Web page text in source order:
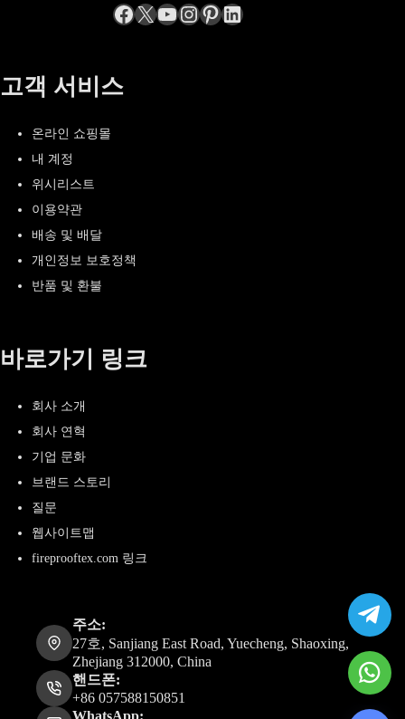
Facebook
엑스YouTube
Instagram
Pinterest
LinkedIn
고객 서비스
온라인 쇼핑몰
내 계정
위시리스트
이용약관
배송 및 배달
개인정보 보호정책
반품 및 환불
바로가기 링크
회사 소개
회사 연혁
기업 문화
브랜드 스토리
질문
웹사이트맵
fireprooftex.com 링크
주소:
27호, Sanjiang East Road, Yuecheng, Shaoxing,
Zhejiang 312000, China
핸드폰:
+86 057588150851